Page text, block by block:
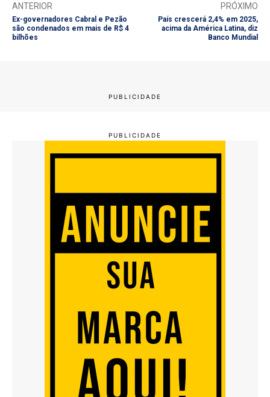
ANTERIOR
Ex-governadores Cabral e Pezão
são condenados em mais de R$ 4
bilhões
PRÓXIMO
País crescerá 2,4% em 2025,
acima da América Latina, diz
Banco Mundial